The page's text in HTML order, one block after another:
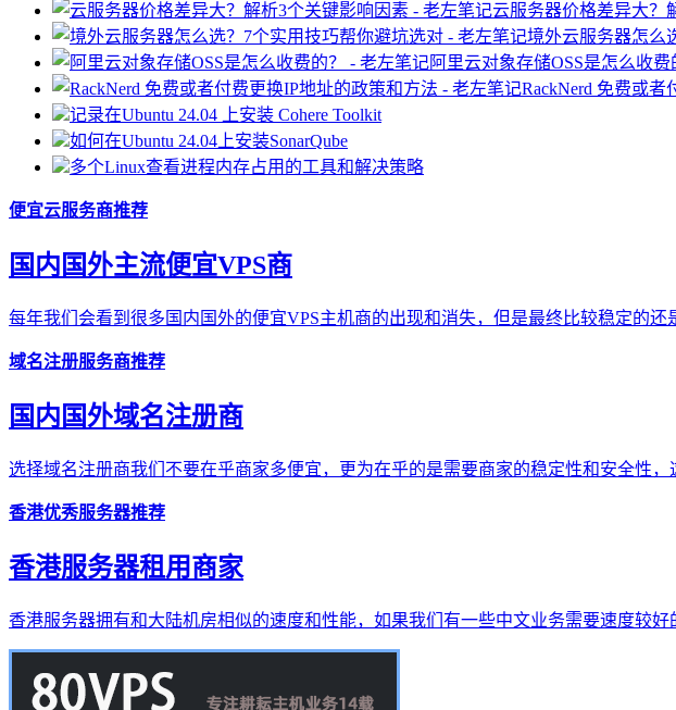
云服务器价格差异大？
境外云服务器怎么
阿里云对象存储OSS是怎么收费
RackNerd 免费或者
记录在Ubuntu 24.04 上安装 Cohere Toolkit
如何在Ubuntu 24.04上安装SonarQube
多个Linux查看进程内存占用的工具和解决策略
便宜云服务商推荐
国内国外主流便宜VPS商
每年我们会看到很多国内国外的便宜VPS主机商的出现和消失，但是最终比较稳定的还
域名注册服务商推荐
国内国外域名注册商
选择域名注册商我们不要在乎商家多便宜，更为在乎的是需要商家的稳定性和安全性，
香港优秀服务器推荐
香港服务器租用商家
香港服务器拥有和大陆机房相似的速度和性能，如果我们有一些中文业务需要速度较好